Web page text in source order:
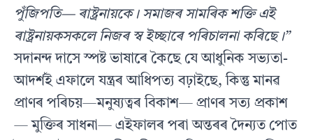
পুঁজিপতি— ৰাষ্ট্ৰনায়কে। সমাজৰ সামৰিক শক্তি এই
ৰাষ্ট্ৰনায়কসকলে নিজৰ স্ব ইচ্ছাৰে পৰিচালনা কৰিছে।”
সদানন্দ দাসে স্পষ্ট ভাষাৰে কৈছে যে আধুনিক সভ্যতা-
আদৰ্শই এফালে যন্ত্ৰৰ আধিপত্য বঢ়াইছে, কিন্তু মানৱ
প্ৰাণৰ পৰিচয়—মনুষ্যত্বৰ বিকাশ— প্ৰাণৰ সত্য প্ৰকাশ
— মুক্তিৰ সাধনা— এইফালৰ পৰা অন্তৰৰ দৈন্যত পোত